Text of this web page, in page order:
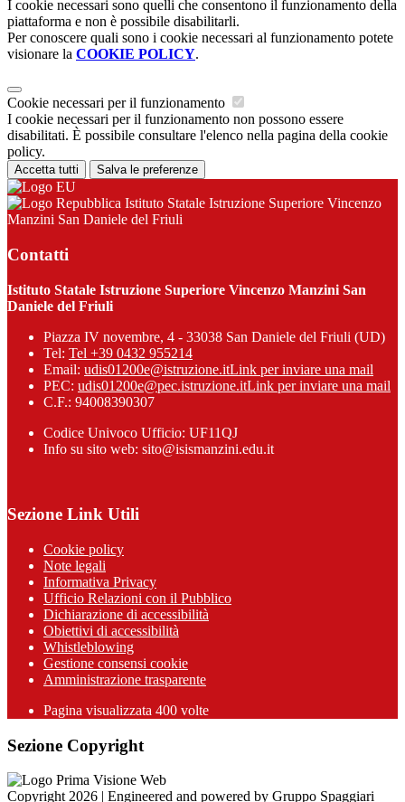
I cookie necessari sono quelli che consentono il funzionamento della
piattaforma e non è possibile disabilitarli.
Per conoscere quali sono i cookie necessari al funzionamento potete
visionare la COOKIE POLICY.
Cookie necessari per il funzionamento
I cookie necessari per il funzionamento non possono essere
disabilitati. È possibile consultare l'elenco nella pagina della cookie
policy.
Accetta tutti Salva le preferenze
Istituto Statale Istruzione Superiore Vincenzo
Manzini San Daniele del Friuli
Contatti
Istituto Statale Istruzione Superiore Vincenzo Manzini San
Daniele del Friuli
Piazza IV novembre, 4 - 33038 San Daniele del Friuli (UD)
Tel: Tel +39 0432 955214
Email: udis01200e@istruzione.itLink per inviare una mail
PEC: udis01200e@pec.istruzione.itLink per inviare una mail
C.F.: 94008390307
Codice Univoco Ufficio: UF11QJ
Info su sito web: sito@isismanzini.edu.it
Sezione Link Utili
Cookie policy
Note legali
Informativa Privacy
Ufficio Relazioni con il Pubblico
Dichiarazione di accessibilità
Obiettivi di accessibilità
Whistleblowing
Gestione consensi cookie
Amministrazione trasparente
Pagina visualizzata 400 volte
Sezione Copyright
Copyright 2026 | Engineered and powered by Gruppo Spaggiari